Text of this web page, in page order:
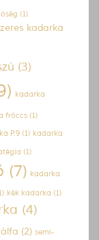
(1)
kadarka
(3)
kadarka
fröccs (1)
P.9 (1) kadarka
(1)
(7) kadarka
kék kadarka (1)
(4)
(2) semi-